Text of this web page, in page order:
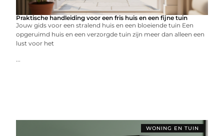
Praktische handleiding voor een fris huis en een fijne tuin
Jouw gids voor een stralend huis en een bloeiende tuin Een
opgeruimd huis en een verzorgde tuin zijn meer dan alleen een
lust voor het
...
WONING EN TUIN